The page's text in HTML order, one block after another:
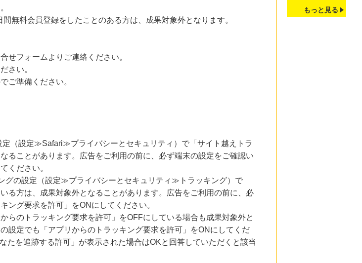
無料会員登録をしたことのある方は、成果対象外となります。
せフォームよりご連絡ください。
さい。
ご準備ください。
（設定≫Safari≫プライバシーとセキュリティ）で「サイト越えトラ
ることがあります。広告をご利用の前に、必ず端末の設定をご確認い
ください。
グの設定（設定≫プライバシーとセキュリティ≫トラッキング）で
る方は、成果対象外となることがあります。広告をご利用の前に、必
ング要求を許可」をONにしてください。
らのトラッキング要求を許可」をOFFにしている場合も成果対象外と
設定でも「アプリからのトラッキング要求を許可」をONにしてくだ
たを追跡する許可」が表示された場合はOKと回答していただくと該当
もっと見る